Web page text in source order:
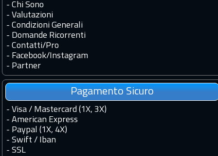
- Chi Sono
- Valutazioni
- Condizioni Generali
- Domande Ricorrenti
- Contatti/Pro
- Facebook/Instagram
- Partner
Pagamento Sicuro
- Visa / Mastercard (1X, 3X)
- American Express
- Paypal (1X, 4X)
- Swift / Iban
- SSL